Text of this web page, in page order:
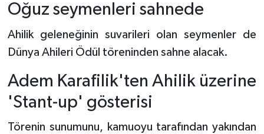
Oğuz seymenleri sahnede
Ahilik geleneğinin suvarileri olan seymenler de
Dünya Ahileri Ödül töreninden sahne alacak.
Adem Karafilik'ten Ahilik üzerine
'Stant-up' gösterisi
Törenin sunumunu, kamuoyu tarafından yakından